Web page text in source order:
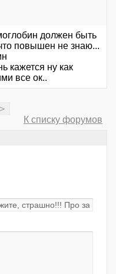
должен быть
повышен не знаю...
кажется ну как
все ок..
>
К списку форумов